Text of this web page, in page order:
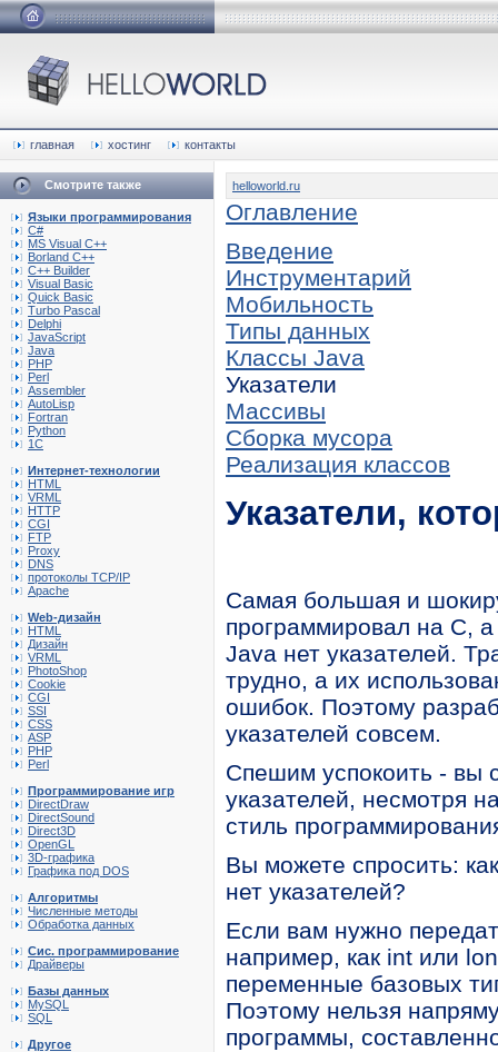
главная хостинг контакты
Смотрите также
Языки программирования
C#
MS Visual C++
Borland C++
C++ Builder
Visual Basic
Quick Basic
Turbo Pascal
Delphi
JavaScript
Java
PHP
Perl
Assembler
AutoLisp
Fortran
Python
1C
Интернет-технологии
HTML
VRML
HTTP
CGI
FTP
Proxy
DNS
протоколы TCP/IP
Apache
Web-дизайн
HTML
Дизайн
VRML
PhotoShop
Cookie
CGI
SSI
CSS
ASP
PHP
Perl
Программирование игр
DirectDraw
DirectSound
Direct3D
OpenGL
3D-графика
Графика под DOS
Алгоритмы
Численные методы
Обработка данных
Сис. программирование
Драйверы
Базы данных
MySQL
SQL
Другое
helloworld.ru
Оглавление
Введение
Инструментарий
Мобильность
Типы данных
Классы Java
Указатели
Массивы
Сборка мусора
Реализация классов
Указатели,
Самая большая и
программировал на С, а
Java нет указателей.
трудно, а их
ошибок. Поэтому
указателей совсем.
Спешим успокоить - вы
указателей, несмотря
стиль
Вы можете спросить:
нет указателей?
Если вам нужно
например, как int или
переменные базовых
Поэтому нельзя
программы,